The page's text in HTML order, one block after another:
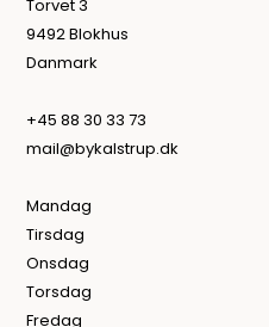
Torvet 3
9492 Blokhus
Danmark
+45 88 30 33 73
mail@bykalstrup.dk
Mandag
Tirsdag
Onsdag
Torsdag
Fredag